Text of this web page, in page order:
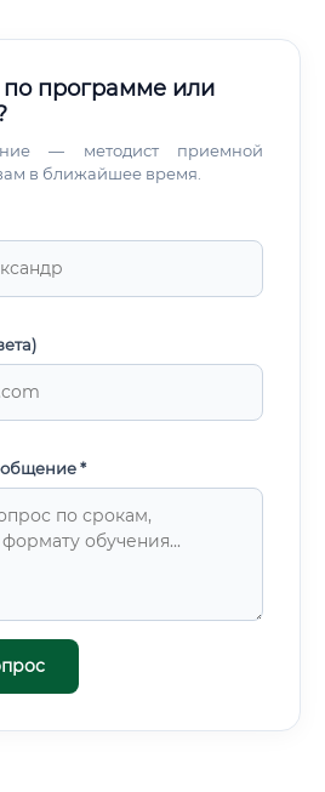
по программе или
— методист приемной
в ближайшее время.
*